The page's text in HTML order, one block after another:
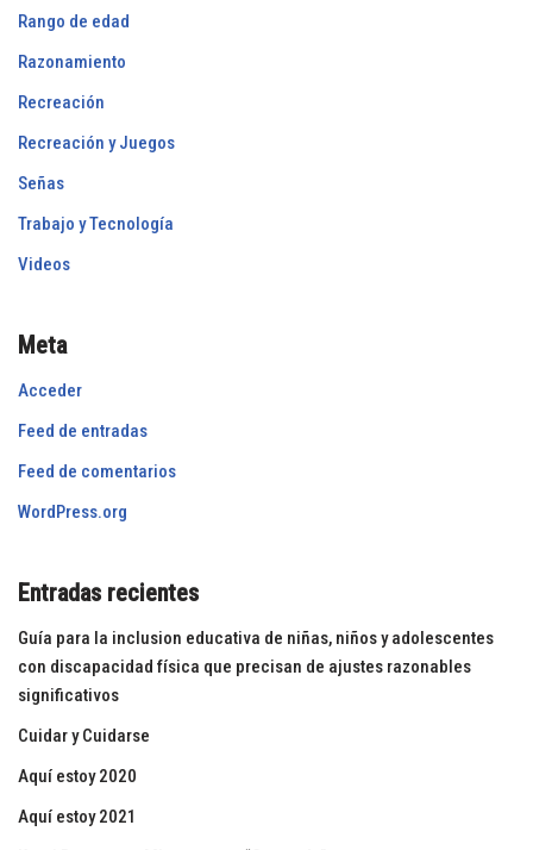
Rango de edad
Razonamiento
Recreación
Recreación y Juegos
Señas
Trabajo y Tecnología
Videos
Meta
Acceder
Feed de entradas
Feed de comentarios
WordPress.org
Entradas recientes
Guía para la inclusion educativa de niñas, niños y adolescentes
con discapacidad física que precisan de ajustes razonables
significativos
Cuidar y Cuidarse
Aquí estoy 2020
Aquí estoy 2021